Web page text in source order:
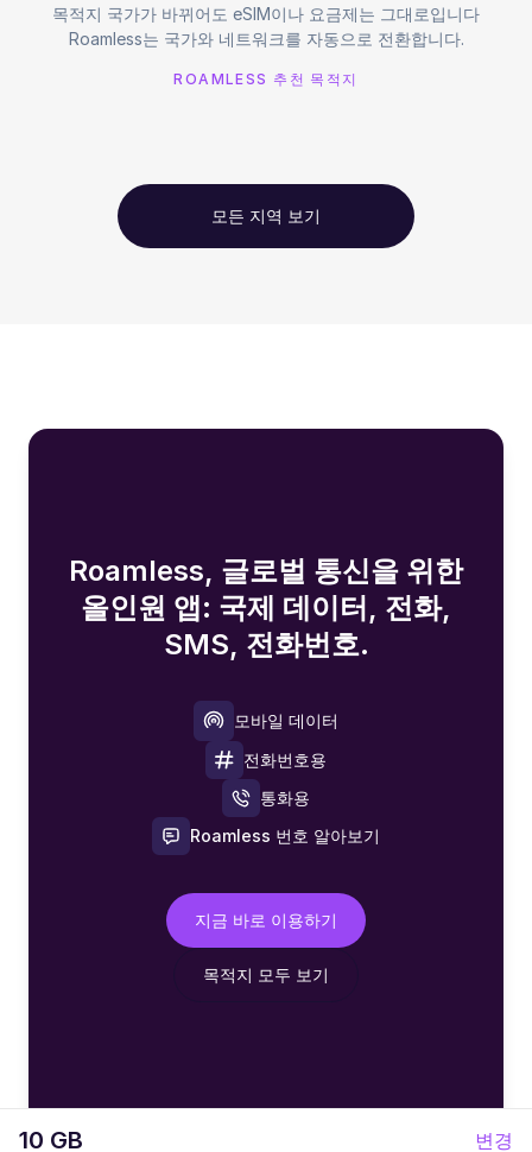
10 GB 변경
목적지 국가가 바뀌어도 eSIM이나 요금제는 그대로입니다
Roamless는 국가와 네트워크를 자동으로 전환합니다.
ROAMLESS 추천 목적지
모든 지역 보기
Roamless, 글로벌 통신을 위한
올인원 앱: 국제 데이터, 전화,
SMS, 전화번호.
모바일 데이터
전화번호용
통화용
Roamless 번호 알아보기
지금 바로 이용하기
목적지 모두 보기